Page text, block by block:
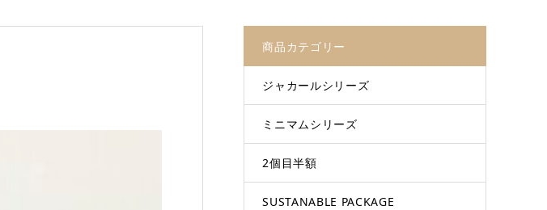
商品カテゴリー
ジャカールシリーズ
ミニマムシリーズ
2個目半額
SUSTANABLE PACKAGE